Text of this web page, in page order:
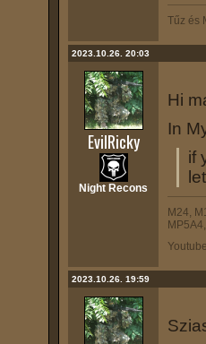
Tűz és
2023.10.26. 20:03
EvilRicky
Night Recons
Hi
In
if
M24,
2023.10.26. 19:59